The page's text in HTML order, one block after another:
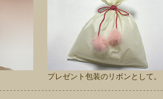
プレゼント包装のリボンとして。